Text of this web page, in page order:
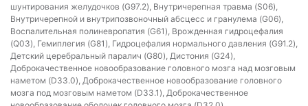
шунтирования желудочков (G97.2), Внутричерепная травма (S06),
Внутричерепной и внутрипозвоночный абсцесс и гранулема (G06),
Воспалительная полиневропатия (G61), Врожденная гидроцефалия
(Q03), Гемиплегия (G81), Гидроцефалия нормального давления (G91.2),
Детский церебральный паралич (G80), Дистония (G24),
Доброкачественное новообразование головного мозга над мозговым
наметом (D33.0), Доброкачественное новообразование головного
мозга под мозговым наметом (D33.1), Доброкачественное